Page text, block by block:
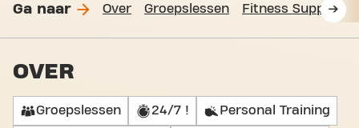
Ga naar Over Groepslessen Fitness Support
OVER
Groepslessen 24/7 ! Personal Training